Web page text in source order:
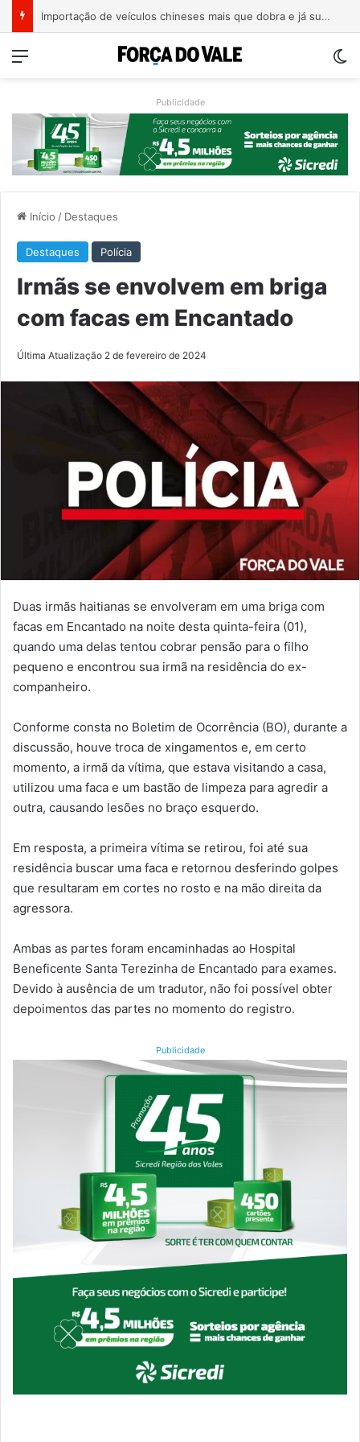
Estrada entre Roca Sales e Muçum é liberada após serviços de manutenção
Menu
Publicidade
Início / Destaques
Destaques Polícia
Irmãs se envolvem em briga
com facas em Encantado
Última Atualização 2 de fevereiro de 2024
Duas irmãs haitianas se envolveram em uma briga com
facas em Encantado na noite desta quinta-feira (01),
quando uma delas tentou cobrar pensão para o filho
pequeno e encontrou sua irmã na residência do ex-
companheiro.
Conforme consta no Boletim de Ocorrência (BO), durante a
discussão, houve troca de xingamentos e, em certo
momento, a irmã da vítima, que estava visitando a casa,
utilizou uma faca e um bastão de limpeza para agredir a
outra, causando lesões no braço esquerdo.
Em resposta, a primeira vítima se retirou, foi até sua
residência buscar uma faca e retornou desferindo golpes
que resultaram em cortes no rosto e na mão direita da
agressora.
Ambas as partes foram encaminhadas ao Hospital
Beneficente Santa Terezinha de Encantado para exames.
Devido à ausência de um tradutor, não foi possível obter
depoimentos das partes no momento do registro.
Publicidade